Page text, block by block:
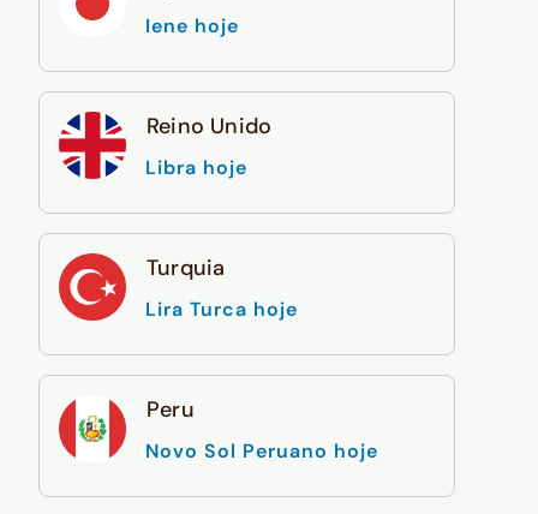
Iene hoje
Reino Unido
Libra hoje
Turquia
Lira Turca hoje
Peru
Novo Sol Peruano hoje